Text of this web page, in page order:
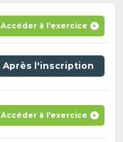
Accéder à l'exercice
Après l'inscription
Accéder à l'exercice